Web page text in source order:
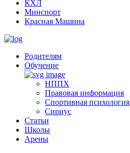
КХЛ
Минспорт
Красная Машина
Родителям
Обучение
НППХ
Правовая информация
Спортивная психология
Cириус
Статьи
Школы
Арены